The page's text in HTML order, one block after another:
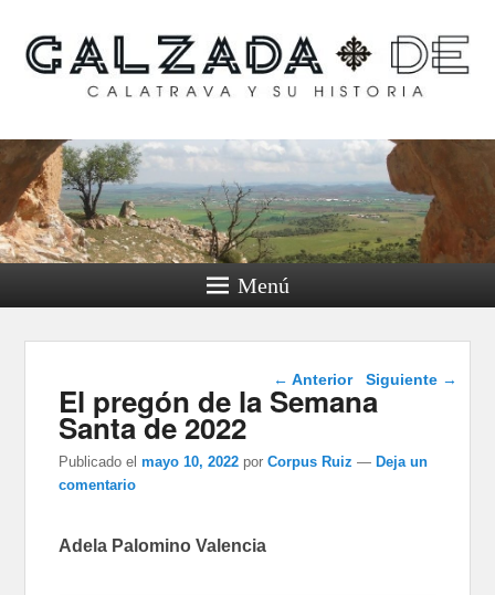
Calzada de Calatrava y
su historia
Menú
Navegación de
entradas
← Anterior Siguiente →
El pregón de la Semana
Santa de 2022
Publicado el mayo 10, 2022 porCorpus Ruiz — Deja un
comentario
Adela Palomino Valencia